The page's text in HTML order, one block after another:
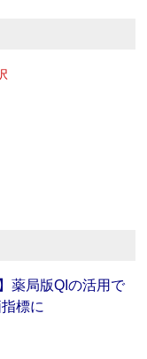
薬局版QIの活用で
標に